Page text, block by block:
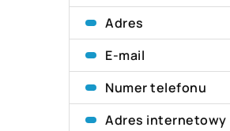
Adres
E-mail
Numer telefonu
Adres internetowy